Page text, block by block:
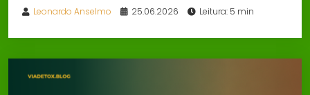
Leonardo Anselmo 25.06.2026 Leitura: 5 min